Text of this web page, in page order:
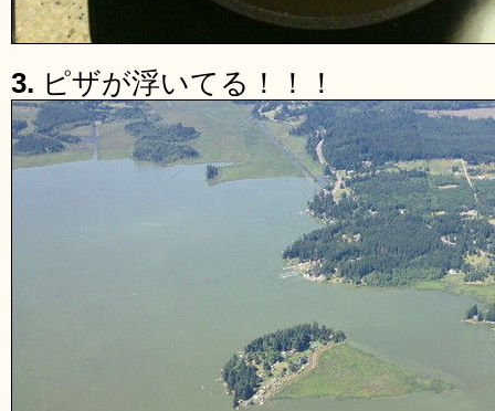
3. ピザが浮いてる！！！